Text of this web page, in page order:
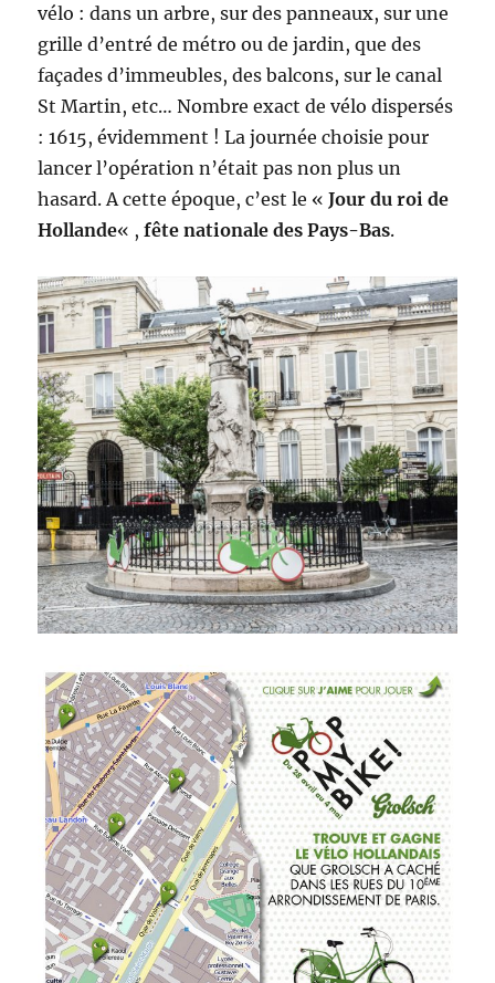
vélo : dans un arbre, sur des panneaux, sur une
grille d’entré de métro ou de jardin, que des
façades d’immeubles, des balcons, sur le canal
St Martin, etc… Nombre exact de vélo dispersés
: 1615, évidemment ! La journée choisie pour
lancer l’opération n’était pas non plus un
hasard. A cette époque, c’est le «Jour du roi de
Hollande« ,fête nationale des Pays-Bas.